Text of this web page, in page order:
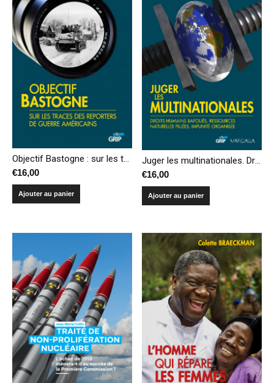
Objectif Bastogne : sur les traces des reporters de guerre américains
€16,00
Ajouter au panier
Juger les multinationales. Droits humains bafoués, ressources naturelles pillées, impunité organisée.
€16,00
Ajouter au panier